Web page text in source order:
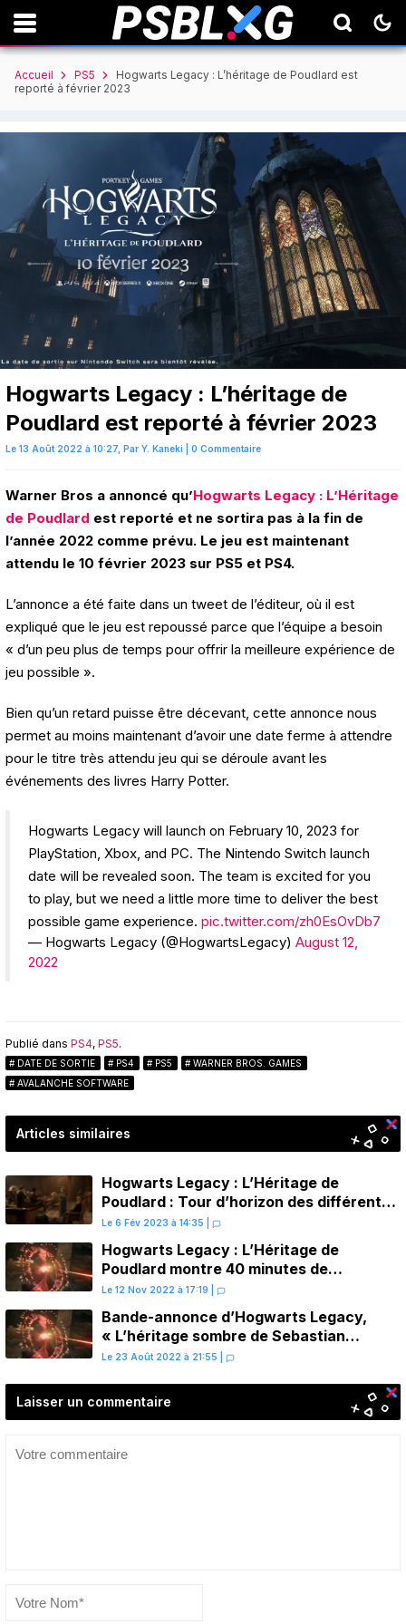
Accueil PS5
Hogwarts Legacy : L’héritage de Poudlard est
reporté à février 2023
Hogwarts Legacy : L’héritage de
Poudlard est reporté à février 2023
Le 13 Août 2022 à 10:27, Par Y. Kaneki 0 Commentaire
Warner Bros a annoncé qu’Hogwarts Legacy : L’Héritage
de Poudlard est reporté et ne sortira pas à la fin de
l’année 2022 comme prévu. Le jeu est maintenant
attendu le 10 février 2023 sur PS5 et PS4.
L’annonce a été faite dans un tweet de l’éditeur, où il est
expliqué que le jeu est repoussé parce que l’équipe a besoin
« d’un peu plus de temps pour offrir la meilleure expérience de
jeu possible ».
Bien qu’un retard puisse être décevant, cette annonce nous
permet au moins maintenant d’avoir une date ferme à attendre
pour le titre très attendu jeu qui se déroule avant les
événements des livres Harry Potter.
Hogwarts Legacy will launch on February 10, 2023 for
PlayStation, Xbox, and PC. The Nintendo Switch launch
date will be revealed soon. The team is excited for you
to play, but we need a little more time to deliver the best
possible game experience. pic.twitter.com/zh0EsOvDb7
— Hogwarts Legacy (@HogwartsLegacy) August 12,
2022
Publié dans PS4, PS5.
DATE DE SORTIE PS4 PS5
WARNER BROS. GAMES
AVALANCHE SOFTWARE
Articles similaires
Hogwarts Legacy : L’Héritage de
Poudlard : Tour d’horizon des différents
tests, le verdict est sans appel
Le 6 Fév 2023 à 14:35
Hogwarts Legacy : L’Héritage de
Poudlard montre 40 minutes de
gameplay sur PS5
Le 12 Nov 2022 à 17:19
Bande-annonce d’Hogwarts Legacy,
« L’héritage sombre de Sebastian
Sallow »
Le 23 Août 2022 à 21:55
Laisser un commentaire